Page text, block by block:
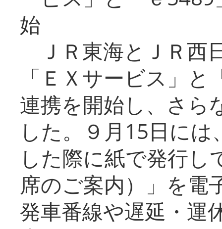
始
ＪＲ東海とＪＲ西
「ＥＸサービス」
連携を開始し、さら
した。９月15日に
した際に紙で発行し
席のご案内）」を電
発車番線や遅延・運